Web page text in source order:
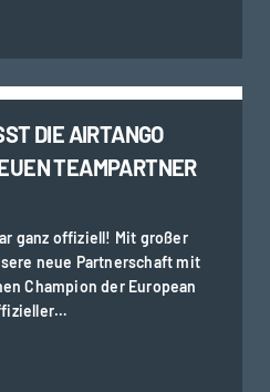
DIE AIRTANGO
TEAMPARTNER
ganz offiziell! Mit großer
neue Partnerschaft mit
Champion der European